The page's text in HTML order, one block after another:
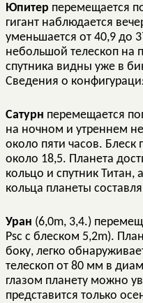
Юпитер перемещается
гигант наблюдается
уменьшается от 40,9 до
небольшой телескоп на
спутника видны уже в
Сведения о
Сатурн перемещается
на ночном и утреннем
около пяти часов.
около 18,5. Планета
кольцо и спутник
кольца планеты
Уран (6,0m, 3,4.)
Psc с блеском 5,2m).
боку, легко
телескоп от 80 мм в
глазом планету можно
представится только